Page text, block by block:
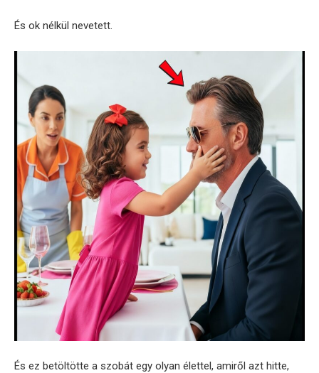
És ok nélkül nevetett.
És ez betöltötte a szobát egy olyan élettel, amiről azt hitte,